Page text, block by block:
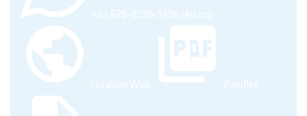
+62 878-8528-5958 (Ayumi)
Halaman Web Pamflet